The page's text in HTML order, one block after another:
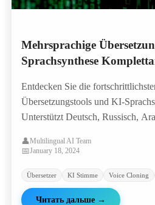
Mehrsprachige
Sprachsynthese
Entdecken Sie die
Übersetzungstools und KI-
Unterstützt Deutsch, Russisch,
Sprachgenerierung.
👤Multilingual AI Team
📅January 18, 2024
Übersetzer KI Stimme Voice Cloning
Читать дальше →